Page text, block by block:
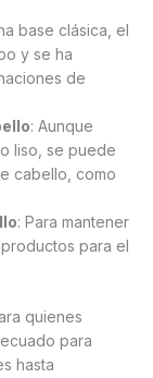
base clásica, el
y se ha
de
: Aunque
liso, se puede
cabello, como
: Para mantener
para el
quienes
para
hasta